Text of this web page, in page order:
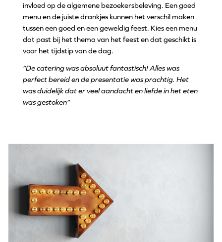
invloed op de algemene bezoekersbeleving. Een goed
menu en de juiste drankjes kunnen het verschil maken
tussen een goed en een geweldig feest. Kies een menu
dat past bij het thema van het feest en dat geschikt is
voor het tijdstip van de dag.
“De catering was absoluut fantastisch! Alles was
perfect bereid en de presentatie was prachtig. Het
was duidelijk dat er veel aandacht en liefde in het eten
was gestoken”